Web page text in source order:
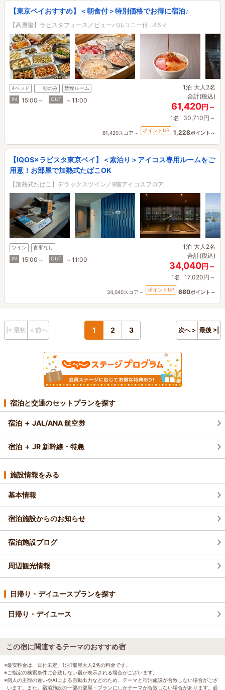
【東京ベイおすすめ】＜朝食付＞特別価格でお得に宿泊♪
【高層階】ラビスタフォース／ビューバルコニー付…46㎡
4ベッド 朝のみ
禁煙ルーム
IN
15:00～ OUT ～11:00
1泊 大人2名
合計(税込)
61,420円～
1名 30,710円～
61,420スコア～ ポイントUP 1,228ポイント～
【IQOS×ラビスタ東京ベイ】＜素泊り＞アイコス専用ルームをご
用意！お部屋で加熱式たばこOK
【加熱式たばこ】デラックスツイン／9階アイコスフロア
ツイン
食事なし
IN
15:00～ OUT ～11:00
1泊 大人2名
合計(税込)
34,040円～
1名 17,020円～
34,040スコア～ ポイントUP 680ポイント～
|< 最初 < 前へ 1 2 3 次へ > 最後 >|
宿泊と交通のセットプランを探す
宿泊 ＋ JAL/ANA 航空券
宿泊 ＋ JR 新幹線・特急
施設情報をみる
基本情報
宿泊施設からのお知らせ
宿泊施設ブログ
周辺観光情報
日帰り・デイユースプランを探す
日帰り・デイユース
この宿に関連するテーマのおすすめ宿
※最安料金は、日付未定、1泊1部屋大人2名の料金です。
※ご指定の検索条件に合致しない宿が表示される場合がございます。
※個人の主観の違いやAIによる自動出力などのため、テーマと宿泊施設が合致しない場合がござ
います。また、宿泊施設の一部の部屋・プランにしかテーマが合致しない場合があります。必